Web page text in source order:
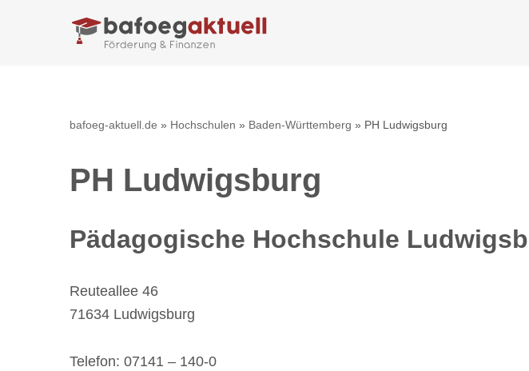
bafoeg-aktuell.de » Hochschulen » Baden-Württemberg » PH Ludwigsburg
PH Ludwigsburg
Pädagogische Hochschule
Reuteallee 46
71634 Ludwigsburg
Telefon: 07141 – 140-0